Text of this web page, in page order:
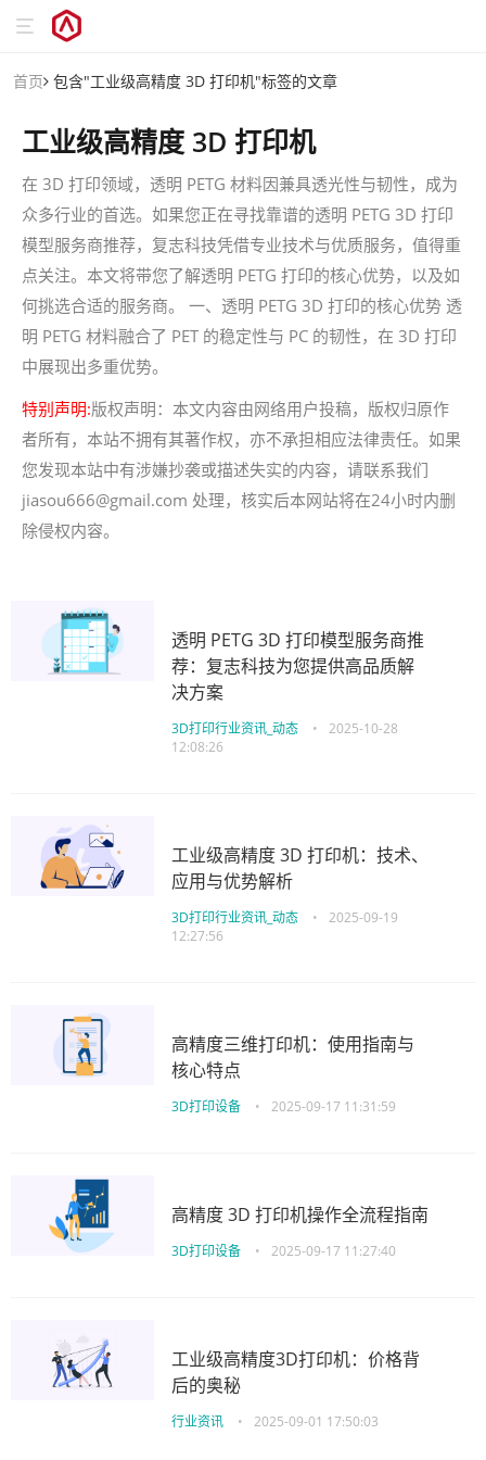
首页 包含"工业级高精度 3D 打印机"标签的文章
工业级高精度 3D 打印机
在 3D 打印领域，透明 PETG 材料因兼具透光性与韧性，成为
众多行业的首选。如果您正在寻找靠谱的透明 PETG 3D 打印
模型服务商推荐，复志科技凭借专业技术与优质服务，值得重
点关注。本文将带您了解透明 PETG 打印的核心优势，以及如
何挑选合适的服务商。 一、透明 PETG 3D 打印的核心优势 透
明 PETG 材料融合了 PET 的稳定性与 PC 的韧性，在 3D 打印
中展现出多重优势。
特别声明:版权声明：本文内容由网络用户投稿，版权归原作
者所有，本站不拥有其著作权，亦不承担相应法律责任。如果
您发现本站中有涉嫌抄袭或描述失实的内容，请联系我们
jiasou666@gmail.com 处理，核实后本网站将在24小时内删
除侵权内容。
透明 PETG 3D 打印模型服务商推
荐：复志科技为您提供高品质解
决方案
3D打印行业资讯_动态 •
2025-10-28
12:08:26
工业级高精度 3D 打印机：技术、
应用与优势解析
3D打印行业资讯_动态 •
2025-09-19
12:27:56
高精度三维打印机：使用指南与
核心特点
3D打印设备 • 2025-09-17 11:31:59
高精度 3D 打印机操作全流程指南
3D打印设备 • 2025-09-17 11:27:40
工业级高精度3D打印机：价格背
后的奥秘
行业资讯 • 2025-09-01 17:50:03